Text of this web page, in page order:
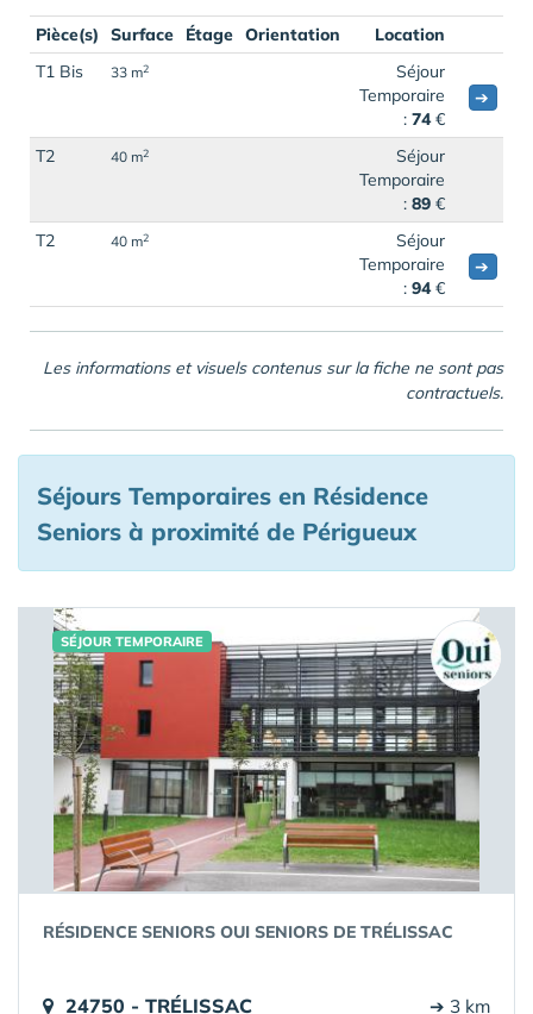
Pièce(s) Surface Étage Orientation
Location
T1 Bis
33 m2
Séjour
Temporaire
: 74€
➔
T2 40 m2
Séjour
Temporaire
: 89 €
T2
40 m2
Séjour
Temporaire
: 94€
➔
Les informations et visuels contenus sur la fiche ne sont pas
contractuels.
Séjours Temporaires en Résidence
Seniors à proximité de Périgueux
SÉJOUR TEMPORAIRE
RÉSIDENCE SENIORS OUI SENIORS DE TRÉLISSAC
24750 - TRÉLISSAC ➔ 3 km